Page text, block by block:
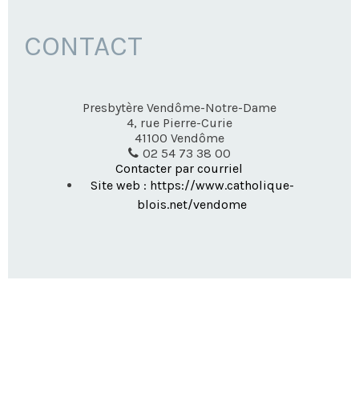
CONTACT
Presbytère Vendôme-Notre-Dame
4, rue Pierre-Curie
41100 Vendôme
02 54 73 38 00
Contacter par courriel
Site web : https://www.catholique-
blois.net/vendome